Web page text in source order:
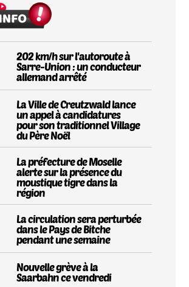
202 km/h sur l'autoroute à
Sarre-Union : un conducteur
allemand arrêté
La Ville de Creutzwald lance
un appel à candidatures
pour son traditionnel Village
du Père Noël
La préfecture de Moselle
alerte sur la présence du
moustique tigre dans la
région
La circulation sera perturbée
dans le Pays de Bitche
pendant une semaine
Nouvelle grève à la
Saarbahn ce vendredi